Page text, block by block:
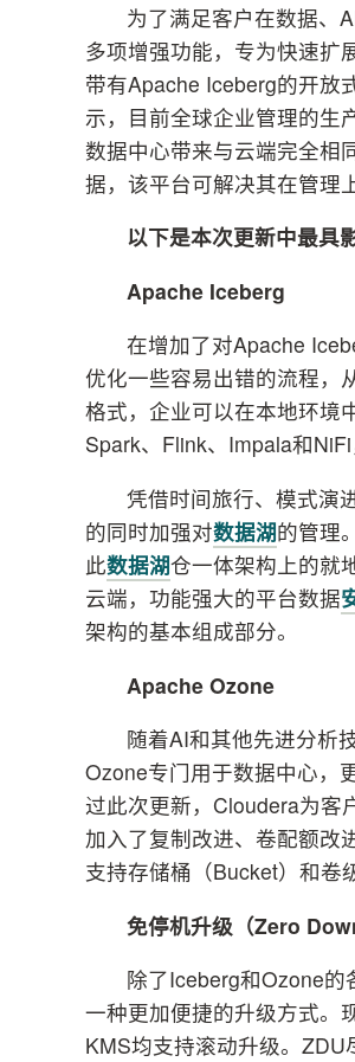
为了满足客户在数据、
多项增强功能，专为快速扩
带有Apache Iceberg的开放
示，目前全球企业管理的生
数据中心带来与云端完全相
据，该平台可解决其在管理
以下是本次更新中最具
Apache Iceberg
在增加了对Apache
优化一些容易出错的流程，
格式，企业可以在本地环境
Spark、Flink、Impala和
凭借时间旅行、模式演
的同时加强对数据湖的管理
此数据湖仓一体架构上的就
云端，功能强大的平台数据
架构的基本组成部分。
Apache Ozone
随着AI和其他先进分析
Ozone专门用于数据中心，
过此次更新，Cloudera为客
加入了复制改进、卷配额改
支持存储桶（Bucket）和卷
免停机升级（Zero
除了Iceberg和Ozone
一种更加便捷的升级方式。
KMS均支持滚动升级。